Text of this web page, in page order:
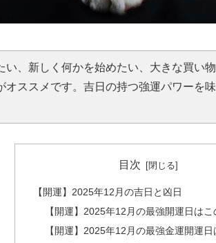
い、新しく何かを始めたい、大きな買い
オススメです。吉日の持つ強運パワーを
目次
【開運】2025年12月の吉日と凶日
【開運】2025年12月の最強開運日はこ
【開運】2025年12月の最強金運開運日